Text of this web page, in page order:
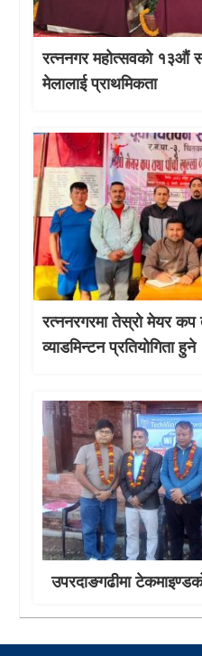
रत्ननगर महोत्सवको १३औं
मेलालाई प्राथमिकता
रत्ननरगरमा तेस्राे मेयर कप
व्याडमिन्टन प्रतियोगिता हुने
उपरदाङगढीमा